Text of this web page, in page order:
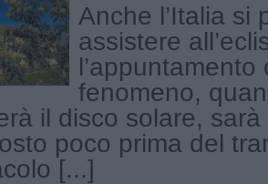
Anche l’Italia si
assistere
l’appuntamento
fenomeno,
il disco solare,
poco prima del
[...]